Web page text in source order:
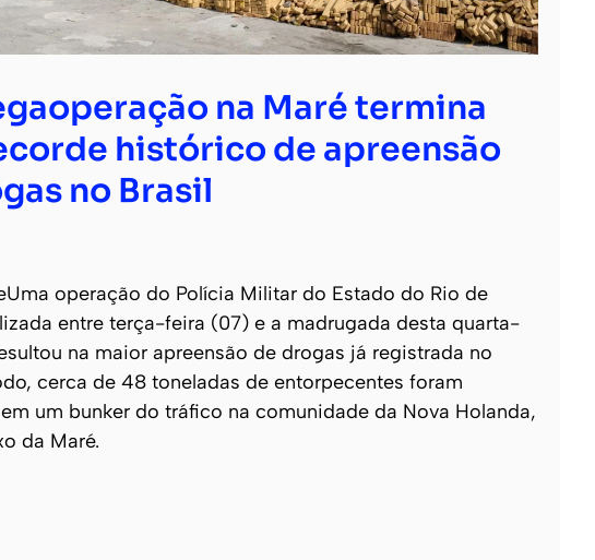
na Maré termina
histórico de apreensão
no Brasil
operação do Polícia Militar do Estado do Rio de
entre terça-feira (07) e a madrugada desta quarta-
na maior apreensão de drogas já registrada no
cerca de 48 toneladas de entorpecentes foram
um bunker do tráfico na comunidade da Nova Holanda,
da Maré.